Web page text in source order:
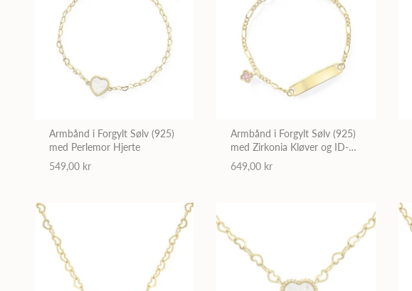
Armbånd i Forgylt Sølv (925)
med Perlemor Hjerte
549,00 kr
Armbånd i Forgylt Sølv (925)
med Zirkonia Kløver og ID-
plate
649,00 kr